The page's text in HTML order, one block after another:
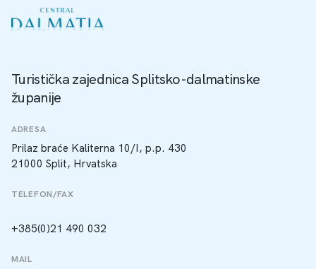
Turistička zajednica Splitsko-dalmatinske
županije
ADRESA
Prilaz braće Kaliterna 10/I, p.p. 430
21000 Split, Hrvatska
TELEFON/FAX
+385(0)21 490 032
MAIL